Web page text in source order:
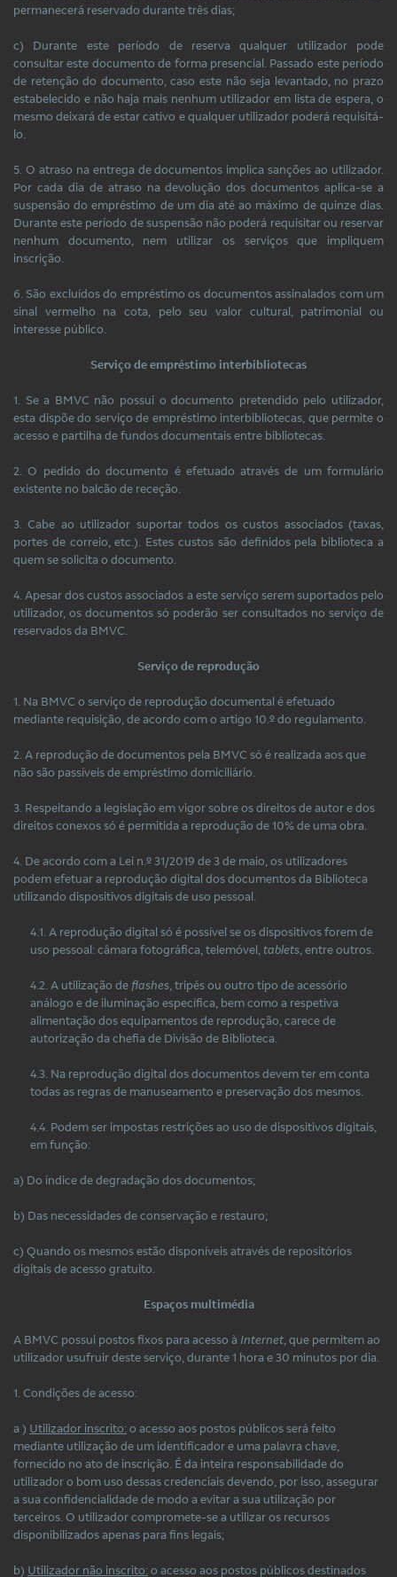
permanecerá reservado durante três dias;
c) Durante este período de reserva qualquer utilizador pode
consultar este documento de forma presencial. Passado este período
de retenção do documento, caso este não seja levantado, no prazo
estabelecido e não haja mais nenhum utilizador em lista de espera, o
mesmo deixará de estar cativo e qualquer utilizador poderá requisitá-
lo.
5. O atraso na entrega de documentos implica sanções ao utilizador.
Por cada dia de atraso na devolução dos documentos aplica-se a
suspensão do empréstimo de um dia até ao máximo de quinze dias.
Durante este período de suspensão não poderá requisitar ou reservar
nenhum documento, nem utilizar os serviços que impliquem
inscrição.
6. São excluídos do empréstimo os documentos assinalados com um
sinal vermelho na cota, pelo seu valor cultural, patrimonial ou
interesse público.
Serviço de empréstimo interbibliotecas
1. Se a BMVC não possui o documento pretendido pelo utilizador,
esta dispõe do serviço de empréstimo interbibliotecas, que permite o
acesso e partilha de fundos documentais entre bibliotecas.
2. O pedido do documento é efetuado através de um formulário
existente no balcão de receção.
3. Cabe ao utilizador suportar todos os custos associados (taxas,
portes de correio, etc.). Estes custos são definidos pela biblioteca a
quem se solicita o documento.
4. Apesar dos custos associados a este serviço serem suportados pelo
utilizador, os documentos só poderão ser consultados no serviço de
reservados da BMVC.
Serviço de reprodução
1. Na BMVC o serviço de reprodução documental é efetuado
mediante requisição, de acordo com o artigo 10.º do regulamento.
2. A reprodução de documentos pela BMVC só é realizada aos que
não são passíveis de empréstimo domiciliário.
3. Respeitando a legislação em vigor sobre os direitos de autor e dos
direitos conexos só é permitida a reprodução de 10% de uma obra.
4. De acordo com a Lei n.º 31/2019 de 3 de maio, os utilizadores
podem efetuar a reprodução digital dos documentos da Biblioteca
utilizando dispositivos digitais de uso pessoal.
4.1. A reprodução digital só é possível se os dispositivos forem de
uso pessoal: câmara fotográfica, telemóvel, tablets, entre outros.
4.2. A utilização deflashes, tripés ou outro tipo de acessório
análogo e de iluminação específica, bem como a respetiva
alimentação dos equipamentos de reprodução, carece de
autorização da chefia de Divisão de Biblioteca.
4.3. Na reprodução digital dos documentos devem ter em conta
todas as regras de manuseamento e preservação dos mesmos.
4.4. Podem ser impostas restrições ao uso de dispositivos digitais,
em função:
a) Do índice de degradação dos documentos;
b) Das necessidades de conservação e restauro;
c) Quando os mesmos estão disponíveis através de repositórios
digitais de acesso gratuito.
Espaços multimédia
A BMVC possui postos fixos para acesso à Internet , que permitem ao
utilizador usufruir deste serviço, durante 1 hora e 30 minutos por dia.
1. Condições de acesso:
a ) Utilizador inscrito:o acesso aos postos públicos será feito
mediante utilização de um identificador e uma palavra chave,
fornecido no ato de inscrição. É da inteira responsabilidade do
utilizador o bom uso dessas credenciais devendo, por isso, assegurar
a sua confidencialidade de modo a evitar a sua utilização por
terceiros. O utilizador compromete-se a utilizar os recursos
disponibilizados apenas para fins legais;
b) Utilizador não inscrito:o acesso aos postos públicos destinados